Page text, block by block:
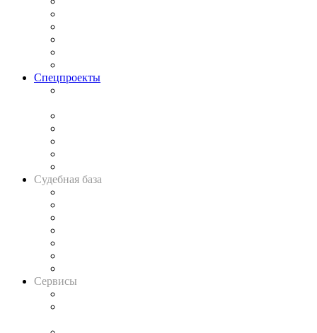
Спецпроекты
Судебная база
Сервисы